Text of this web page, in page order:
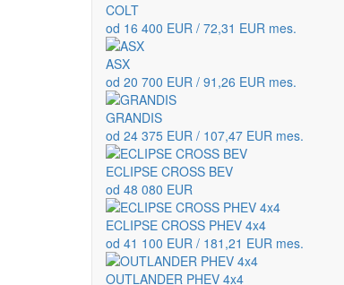
COLT
od 16 400 EUR / 72,31 EUR mes.
ASX
od 20 700 EUR / 91,26 EUR mes.
GRANDIS
od 24 375 EUR / 107,47 EUR mes.
ECLIPSE CROSS BEV
od 48 080 EUR
ECLIPSE CROSS PHEV 4x4
od 41 100 EUR / 181,21 EUR mes.
OUTLANDER PHEV 4x4